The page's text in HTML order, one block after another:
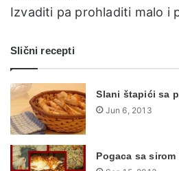
Izvaditi pa prohladiti malo i
Slični recepti
Slani štapići sa
Jun 6, 2013
Pogaca sa sirom